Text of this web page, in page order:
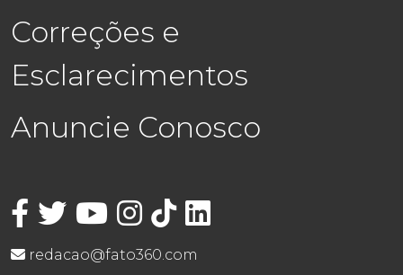
Correções e
Esclarecimentos
Anuncie Conosco
redacao@fato360.com